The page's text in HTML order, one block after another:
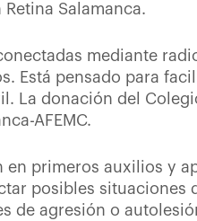
Salamanca.
mediante
Está pensado para
La donación del
AFEMC.
primeros auxilios y
posibles situaciones
de agresión o